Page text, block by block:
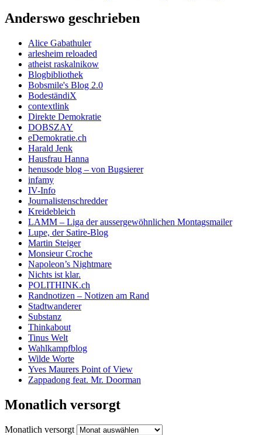
Anderswo geschrieben
Alice Gabathuler
arlesheim reloaded
atheist raskalnikow
Blogbibliothek
Bobsmile's Blog 2.0
BodeständiX
contextlink
Direkte Demokratie
DOBSZAY
eDemokratie.ch
Harald Jenk
Hausfrau Hanna
henusode blog – von Bugsierer
infamy
IV-Info
Journalistenschredder
Kreidebleich
LAMM – Liga der aussergewöhnlichen Montagsmailer
Lupe, der Satire-Blog
Martin Steiger
Monsieur Croche
Napoleon’s Nightmare
Nichts ist klar.
POLITHINK.ch
Randnotizen – Notizen am Rand
Stadtwanderer
Substanz
Thinkabout
Tinus Welt
Wahlkampfblog
Wilde Worte
Yves Maurers Point of View
Zappadong feat. Mr. Doorman
Monatlich versorgt
Monatlich versorgt